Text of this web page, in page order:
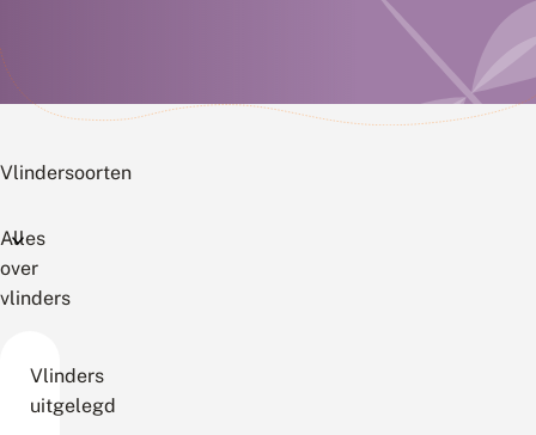
Vlindersoorten
Alles
over
vlinders
Vlinders
uitgelegd